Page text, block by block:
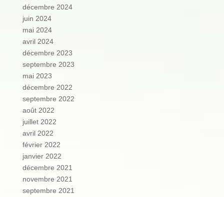
décembre 2024
juin 2024
mai 2024
avril 2024
décembre 2023
septembre 2023
mai 2023
décembre 2022
septembre 2022
août 2022
juillet 2022
avril 2022
février 2022
janvier 2022
décembre 2021
novembre 2021
septembre 2021